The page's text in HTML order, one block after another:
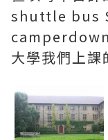
shuttle bus
大學我們上課